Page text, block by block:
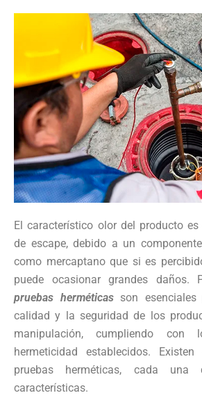
El característico olor del producto
de escape, debido a un
como mercaptano que si es
puede ocasionar grandes daños.
pruebas herméticasson esenciales
calidad y la seguridad de los
manipulación, cumpliendo con
hermeticidad establecidos.
pruebas herméticas, cada
características.